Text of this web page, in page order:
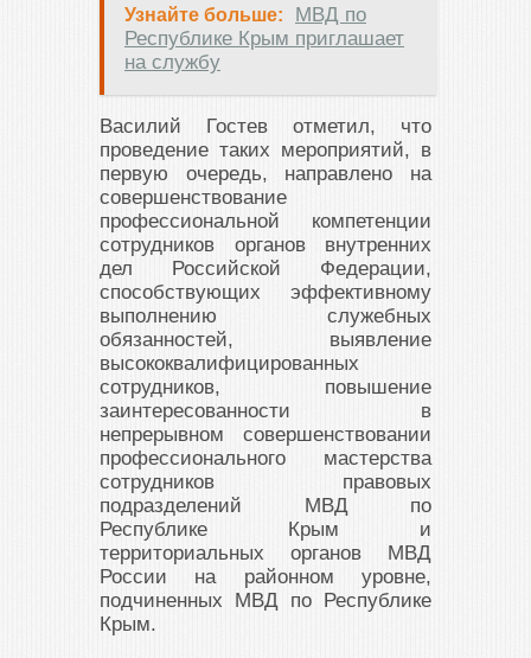
Узнайте больше:
МВД по
Республике Крым приглашает
на службу
Василий Гостев отметил, что
проведение таких мероприятий, в
первую очередь, направлено на
совершенствование
профессиональной компетенции
сотрудников органов внутренних
дел Российской Федерации,
способствующих эффективному
выполнению служебных
обязанностей, выявление
высококвалифицированных
сотрудников, повышение
заинтересованности в
непрерывном совершенствовании
профессионального мастерства
сотрудников правовых
подразделений МВД по
Республике Крым и
территориальных органов МВД
России на районном уровне,
подчиненных МВД по Республике
Крым.